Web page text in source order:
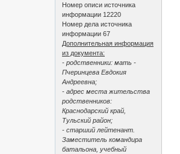
Номер описи источника
информации 12220
Номер дела источника
информации 67
Дополнительная информация
из документа:
- родственники: мать -
Пчеринцева Евдокия
Андреевна;
- адрес места жительства
родственников:
Краснодарский край,
Тульский район;
- старший лейтенант.
Заместитель командира
батальона, учебный